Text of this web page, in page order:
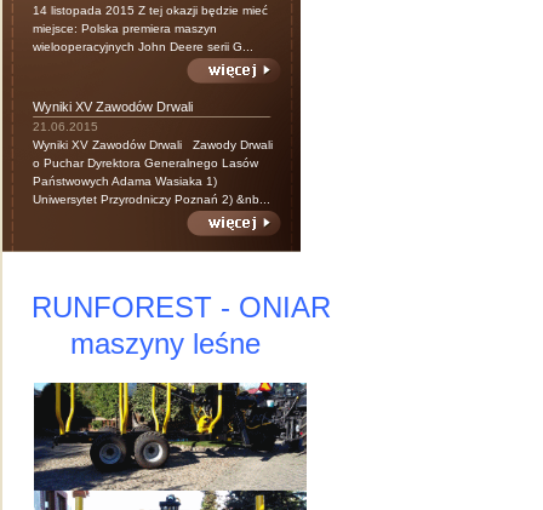
14 listopada 2015 Z tej okazji będzie mieć
miejsce: Polska premiera maszyn
wielooperacyjnych John Deere serii G...
Wyniki XV Zawodów Drwali
21.06.2015
Wyniki XV Zawodów Drwali Zawody Drwali
o Puchar Dyrektora Generalnego Lasów
Państwowych Adama Wasiaka 1)
Uniwersytet Przyrodniczy Poznań 2) &nb...
RUNFOREST - ONIAR
maszyny leśne